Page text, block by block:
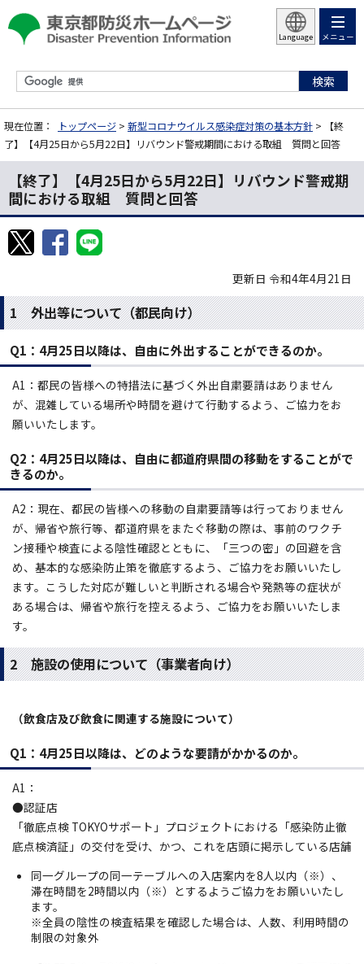
Language メニュー
現在位置： トップページ > 新型コロナウイルス感染症対策の基本方針 > 【終
了】【4月25日から5月22日】リバウンド警戒期間における取組 質問と回答
【終了】【4月25日から5月22日】リバウンド警戒期
間における取組 質問と回答
更新日 令和4年4月21日
1 外出等について（都民向け）
Q1：4月25日以降は、自由に外出することができるのか。
A1：都民の皆様への特措法に基づく外出自粛要請はありません
が、混雑している場所や時間を避けて行動するよう、ご協力をお
願いいたします。
Q2：4月25日以降は、自由に都道府県間の移動をすることがで
きるのか。
A2：現在、都民の皆様への移動の自粛要請等は行っておりません
が、帰省や旅行等、都道府県をまたぐ移動の際は、事前のワクチ
ン接種や検査による陰性確認とともに、「三つの密」の回避を含
め、基本的な感染防止策を徹底するよう、ご協力をお願いいたし
ます。こうした対応が難しいと判断される場合や発熱等の症状が
ある場合は、帰省や旅行を控えるよう、ご協力をお願いいたしま
す。
2 施設の使用について（事業者向け）
（飲食店及び飲食に関連する施設について）
Q1：4月25日以降は、どのような要請がかかるのか。
A1：
●認証店
「徹底点検 TOKYOサポート」プロジェクトにおける「感染防止徹
底点検済証」の交付を受け、かつ、これを店頭に掲示している店舗
同一グループの同一テーブルへの入店案内を8人以内（※）、
滞在時間を2時間以内（※）とするようご協力をお願いいたし
ます。
※全員の陰性の検査結果を確認した場合は、人数、利用時間の
制限の対象外